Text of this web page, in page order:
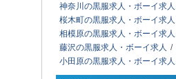
神奈川の黒服求人・ボーイ求人
桜木町の黒服求人・ボーイ求人
相模原の黒服求人・ボーイ求人
藤沢の黒服求人・ボーイ求人
小田原の黒服求人・ボーイ求人